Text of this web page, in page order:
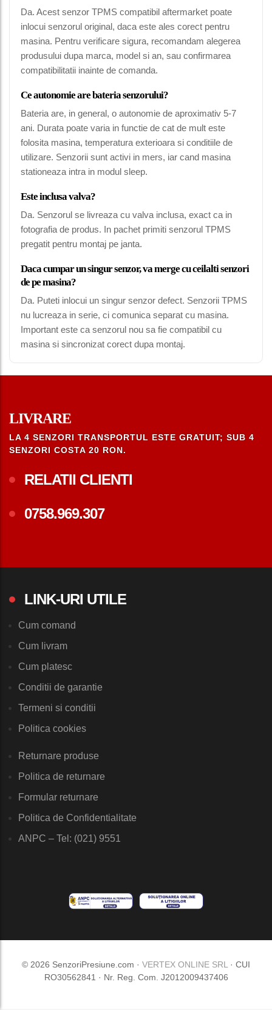
Da. Acest senzor TPMS compatibil aftermarket poate
inlocui senzorul original, daca este ales corect pentru
masina. Pentru verificare sigura, recomandam alegerea
produsului dupa marca, model si an, sau confirmarea
compatibilitatii inainte de comanda.
Ce autonomie are bateria senzorului?
Bateria are, in general, o autonomie de aproximativ 5-7
ani. Durata poate varia in functie de cat de mult este
folosita masina, temperatura exterioara si conditiile de
utilizare. Senzorii sunt activi in mers, iar cand masina
stationeaza intra in modul sleep.
Este inclusa valva?
Da. Senzorul se livreaza cu valva inclusa, exact ca in
fotografia de produs. In pachet primiti senzorul TPMS
pregatit pentru montaj pe janta.
Daca cumpar un singur senzor, va merge cu ceilalti senzori
de pe masina?
Da. Puteti inlocui un singur senzor defect. Senzorii TPMS
nu lucreaza in serie, ci comunica separat cu masina.
Important este ca senzorul nou sa fie compatibil cu
masina si sincronizat corect dupa montaj.
LIVRARE
LA 4 SENZORI TRANSPORTUL ESTE GRATUIT; SUB 4
SENZORI COSTA 20 RON.
RELATII CLIENTI
0758.969.307
LINK-URI UTILE
Cum comand
Cum livram
Cum platesc
Conditii de garantie
Termeni si conditii
Politica cookies
Returnare produse
Politica de returnare
Formular returnare
Politica de Confidentialitate
ANPC – Tel: (021) 9551
© 2026 SenzoriPresiune.com · VERTEX ONLINE SRL · CUI
RO30562841 · Nr. Reg. Com. J2012009437406